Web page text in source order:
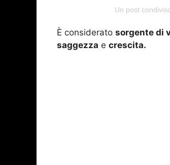
Un post
È considerato sorgente di
saggezza e crescita.